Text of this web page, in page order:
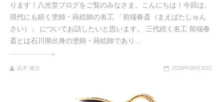
ります！八光堂ブログをご覧のみなさま、こんにちは！今回は、
現代にも続く塗師・蒔絵師の名工 「前端春斎（まえばたしゅん
さい）」 についてお話したいと思います。 三代続く名工 前端春
斎とは石川県出身の塗師・蒔絵師であり...
高木 健太 2019年09月20日